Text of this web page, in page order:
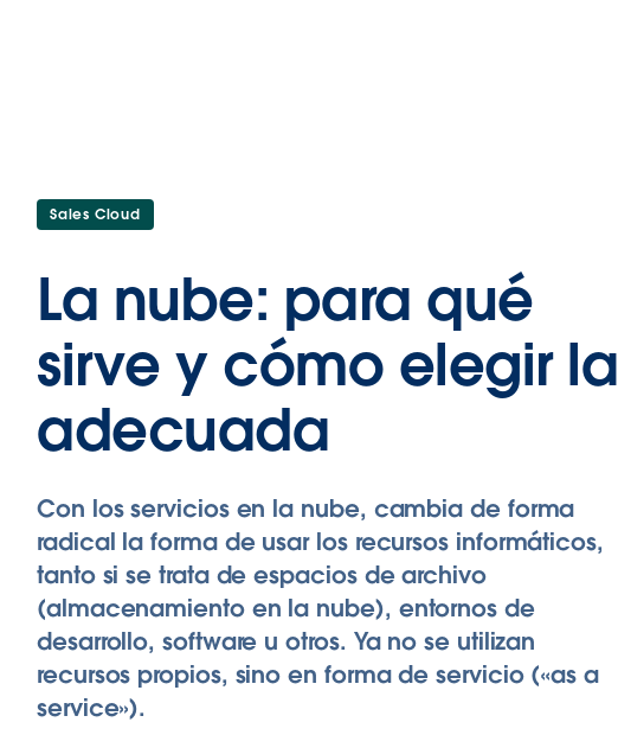
Sales Cloud
La nube: para qué
sirve y cómo elegir la
adecuada
Con los servicios en la nube, cambia de forma
radical la forma de usar los recursos informáticos,
tanto si se trata de espacios de archivo
(almacenamiento en la nube), entornos de
desarrollo, software u otros. Ya no se utilizan
recursos propios, sino en forma de servicio («as a
service»).